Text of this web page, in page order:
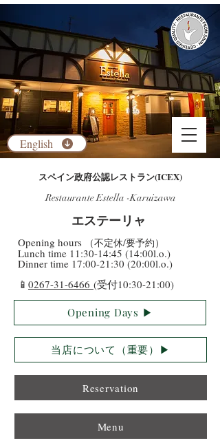
​スペイン政府公認レストラン(ICEX)
Restaurante Estella -Karuizawa
​エステーリャ
​Opening hours （不定休/要予約）
​Lunch time 11:30-14:45 (14:00l.o.)
Dinner time 17:00-21:30 (20:00l.o.)
​📱 0267-31-6466 (受付10:30-21:00)
Opening Days ▶︎
Reservation
Menu
当店について（重要）▶︎
English